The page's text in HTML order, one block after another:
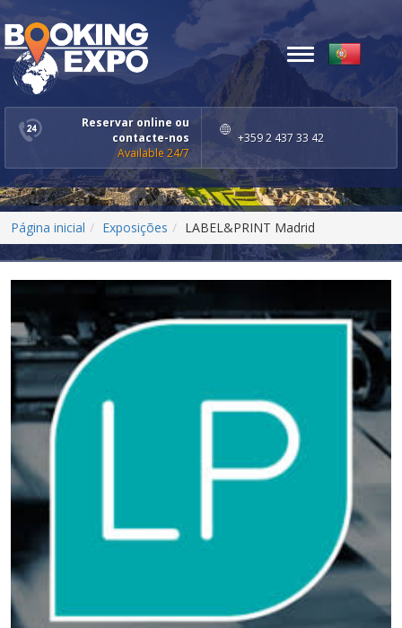
Reservar online ou
contacte-nos
Available 24/7
+359 2 437 33 42
Toggle
navigation
Página inicial Exposições LABEL&PRINT Madrid